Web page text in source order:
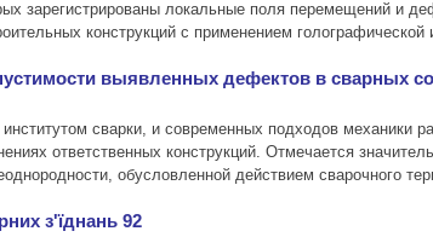
зарегистрированы локальные поля перемещений и
конструкций с применением голографической
выявленных дефектов в сварных
сварки, и современных подходов механики
ответственных конструкций. Отмечается
обусловленной действием сварочного
з'їднань 92